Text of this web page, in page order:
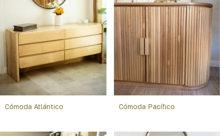
Cómoda Atlántico Cómoda Pacífico